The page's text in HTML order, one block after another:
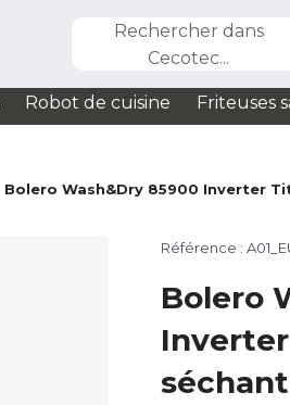
Rechercher dans
Cecotec...
Robot de cuisine Friteuses
Bolero Wash&Dry 85900 Inverter
Référence :
Bolero